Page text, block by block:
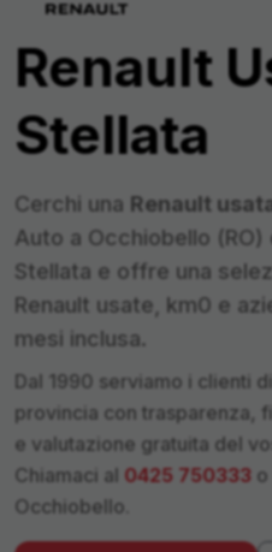
Renault
Stellata
Cerchi una Renault
Auto a Occhiobello (RO)
Stellata e offre una
Renault usate, km0 e
mesi inclusa.
Dal 1990 serviamo i clienti di
provincia con trasparenza,
e valutazione gratuita del
Chiamaci al 0425 750333
Occhiobello.